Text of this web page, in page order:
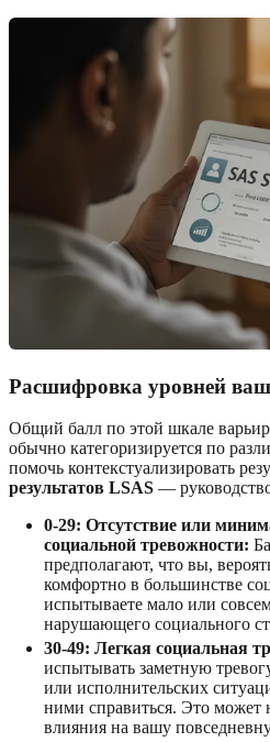
Расшифровка уровней
Общий балл по этой шкале
обычно категоризируется по
помочь контекстуализировать
результатов LSAS —
0-29: Отсутствие или
социальной тревожности:
предполагают, что вы,
комфортно в большинстве
испытываете мало или
нарушающего социального
30-49: Легкая социальная
испытывать заметную
или исполнительских
ними справиться. Это может
влияния на вашу